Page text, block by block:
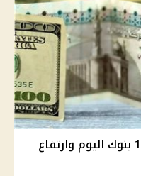
سعر الدولار مقابل الجنيه في 10 بنوك اليوم وارتفاع